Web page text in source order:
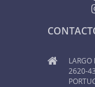
LARGO
2620-